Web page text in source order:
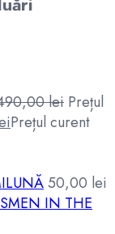
lei Prețul
Prețul curent
50,00 lei
IN THE